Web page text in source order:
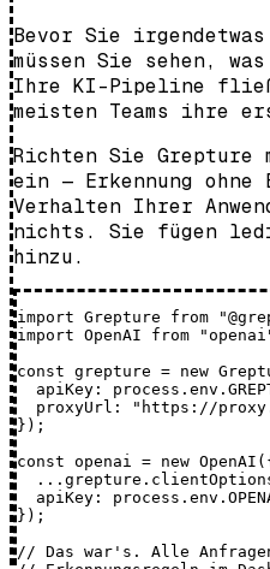
Bevor Sie
müssen Sie sehen,
Ihre KI-Pipeline
meisten Teams ihre
Richten Sie Grepture
ein — Erkennung ohne
Verhalten Ihrer
nichts. Sie fügen
hinzu.
import Grepture from
import OpenAI from
const grepture = new
apiKey:
proxyUrl: "https://
});
const openai = new
apiKey:
});
// Das war's. Alle